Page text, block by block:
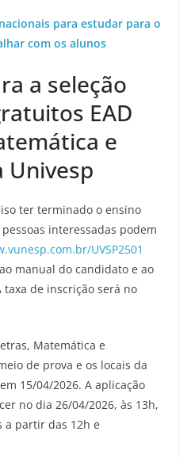
para estudar para o
com os alunos
a seleção
EAD
e
Univesp
ter terminado o ensino
interessadas podem
UVSP2501
manual do candidato e ao
de inscrição será no
Matemática e
de prova e os locais da
15/04/2026. A aplicação
no dia 26/04/2026, às 13h,
a partir das 12h e